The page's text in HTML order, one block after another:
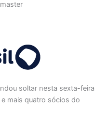
soltar nesta sexta-feira
mais quatro sócios do